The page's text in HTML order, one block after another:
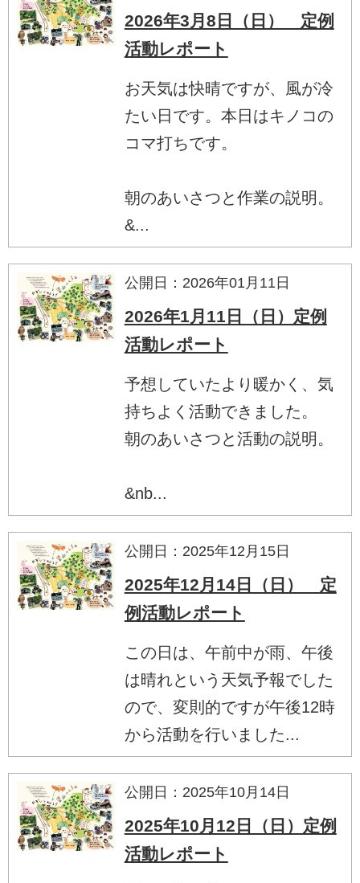
2026年3月8日（日） 定例
活動レポート
お天気は快晴ですが、風が冷
たい日です。本日はキノコの
コマ打ちです。
朝のあいさつと作業の説明。
&...
公開日：2026年01月11日
2026年1月11日（日）定例
活動レポート
予想していたより暖かく、気
持ちよく活動できました。
朝のあいさつと活動の説明。
&nb...
公開日：2025年12月15日
2025年12月14日（日） 定
例活動レポート
この日は、午前中が雨、午後
は晴れという天気予報でした
ので、変則的ですが午後12時
から活動を行いました...
公開日：2025年10月14日
2025年10月12日（日）定例
活動レポート